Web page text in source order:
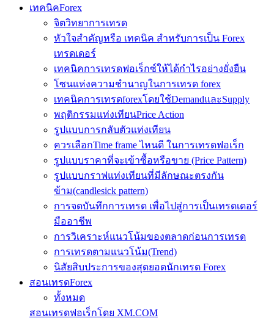
เทคนิคForex
จิตวิทยาการเทรด
หัวใจสำคัญหรือ เทคนิค สำหรับการเป็น Forex
เทรดเดอร์
เทคนิคการเทรดฟอเร็กซ์ให้ได้กำไรอย่างยั่งยืน
โซนแห่งความชำนาญในการเทรด forex
เทคนิคการเทรดforexโดยใช้DemandและSupply
พฤติกรรมแท่งเทียนPrice Action
รูปแบบการกลับตัวแท่งเทียน
ควรเลือกTime frame ไหนดี ในการเทรดฟอเร็ก
รูปแบบราคาที่จะเข้าซื้อหรือขาย (Price Pattern)
รูปแบบกราฟแท่งเทียนที่มีลักษณะตรงกัน
ข้าม(candlesick pattern)
การจดบันทึกการเทรด เพื่อไปสู่การเป็นเทรดเดอร์
มืออาชีพ
การวิเคราะห์แนวโน้มของตลาดก่อนการเทรด
การเทรดตามแนวโน้ม(Trend)
นิสัยสิบประการของสุดยอดนักเทรด Forex
สอนเทรดForex
ทั้งหมด
สอนเทรดฟอเร็กโดย XM.COM